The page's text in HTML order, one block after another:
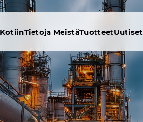
KotiinTietoja MeistäTuotteetUutiset